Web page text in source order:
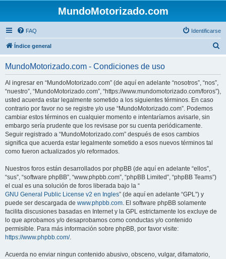
MundoMotorizado.com
FAQ Identificarse
Índice general
a
MundoMotorizado.com - Condiciones de uso
Al ingresar en “MundoMotorizado.com” (de aquí en adelante “nosotros”, “nos”,
“nuestro”, “MundoMotorizado.com”, “https://www.mundomotorizado.com/foros”),
usted acuerda estar legalmente sometido a los siguientes términos. En caso
contrario por favor no se registre y/o use “MundoMotorizado.com”. Podemos
cambiar estos términos en cualquier momento e intentaríamos avisarle, sin
embargo sería prudente que los revisase por su cuenta periódicamente.
Seguir registrado a “MundoMotorizado.com” después de esos cambios
significa que acuerda estar legalmente sometido a esos nuevos términos tal
como fueron actualizados y/o reformados.
Nuestros foros están desarrollados por phpBB (de aquí en adelante “ellos”,
“sus”, “software phpBB”, “www.phpbb.com”, “phpBB Limited”, “phpBB Teams”)
el cual es una solución de foros liberada bajo la “
GNU General Public License v2 en Ingles” (de aquí en adelante “GPL”) y
puede ser descargada de www.phpbb.com. El software phpBB solamente
facilita discusiones basadas en Internet y la GPL estrictamente los excluye de
lo que aprobamos y/o desaprobamos como conductas y/o contenido
permisible. Para más información sobre phpBB, por favor visite:
https://www.phpbb.com/.
Acuerda no enviar ningun contenido abusivo, obsceno, vulgar, difamatorio,